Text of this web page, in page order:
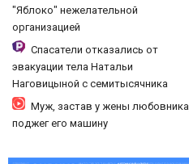
"Яблоко" нежелательной
организацией
Спасатели отказались от
эвакуации тела Натальи
Наговицыной с семитысячника
Муж, застав у жены любовника,
поджег его машину